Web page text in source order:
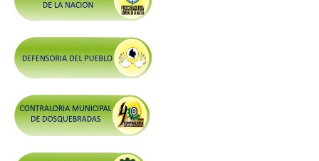
Contratación
Control y Rendición de Cuentas
Grupos De Interés
Gestión Seguridad y Salud en el Trabajo
Mesa de Victimas
Correo